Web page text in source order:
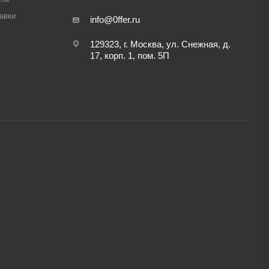
info@0ffer.ru
129323, г. Москва, ул. Снежная, д.
17, корп. 1, пом. 5П